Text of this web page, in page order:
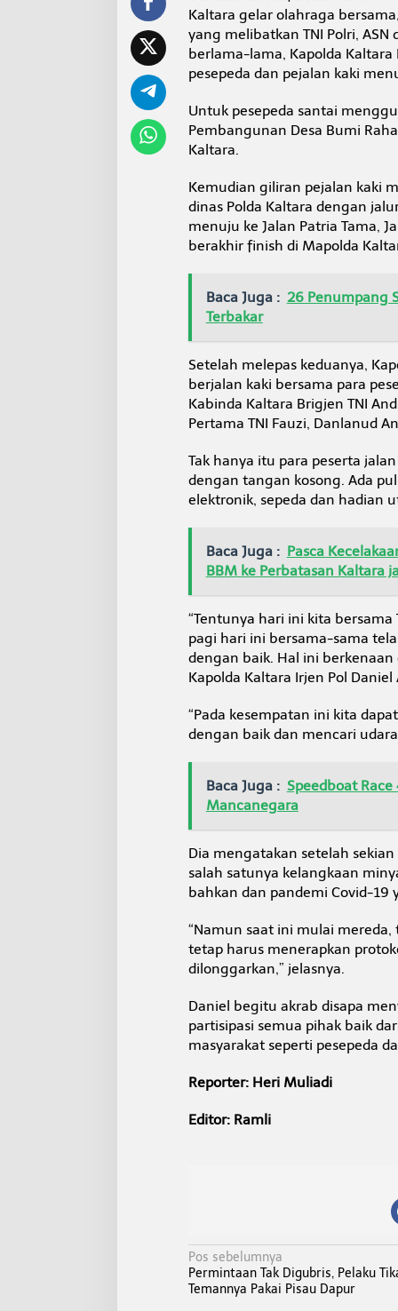
a
p
k
a
a
d
M
e
n
a
k
Kaltara gelar olahraga
yang melibatkan TNI Polri, ASN
berlama-lama, Kapolda
pesepeda dan pejalan kaki
Untuk pesepeda santai
Pembangunan Desa Bumi
Kaltara.
Kemudian giliran pejalan kaki
dinas Polda Kaltara dengan
menuju ke Jalan Patria Tama,
berakhir finish di Mapolda
Baca Juga : 26 Penumpang
Terbakar
Setelah melepas keduanya,
berjalan kaki bersama para
Kabinda Kaltara Brigjen TNI
Pertama TNI Fauzi, Danlanud
Tak hanya itu para peserta
dengan tangan kosong. Ada
elektronik, sepeda dan hadian
Baca Juga : Pasca
BBM ke Perbatasan Kaltara
“Tentunya hari ini kita
pagi hari ini bersama-sama
dengan baik. Hal ini
Kapolda Kaltara Irjen Pol
“Pada kesempatan ini kita
dengan baik dan mencari
Baca Juga : Speedboat
Mancanegara
Dia mengatakan setelah
salah satunya kelangkaan
bahkan dan pandemi Covid-19
“Namun saat ini mulai
tetap harus menerapkan
dilonggarkan,” jelasnya.
Daniel begitu akrab disapa
partisipasi semua pihak baik
masyarakat seperti pesepeda
Reporter: Heri Muliadi
Editor: Ramli
N
a
Pos sebelumnya
Permintaan Tak Digubris, Pelaku
Temannya Pakai Pisau Dapur